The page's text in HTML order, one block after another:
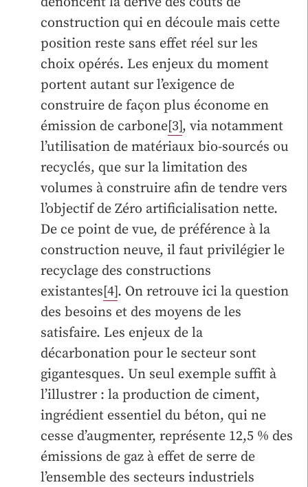
construction qui en découle mais cette
position reste sans effet réel sur les
choix opérés. Les enjeux du moment
portent autant sur l’exigence de
construire de façon plus économe en
émission de carbone[3], via notamment
l’utilisation de matériaux bio-sourcés ou
recyclés, que sur la limitation des
volumes à construire afin de tendre vers
l’objectif de Zéro artificialisation nette.
De ce point de vue, de préférence à la
construction neuve, il faut privilégier le
recyclage des constructions
existantes[4]. On retrouve ici la question
des besoins et des moyens de les
satisfaire. Les enjeux de la
décarbonation pour le secteur sont
gigantesques. Un seul exemple suffit à
l’illustrer : la production de ciment,
ingrédient essentiel du béton, qui ne
cesse d’augmenter, représente 12,5 % des
émissions de gaz à effet de serre de
l’ensemble des secteurs industriels